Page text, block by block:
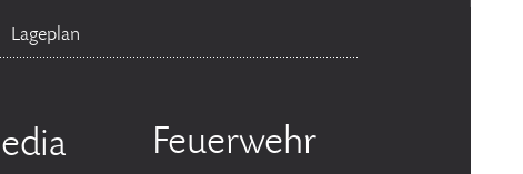
Lageplan
Feuerwehr